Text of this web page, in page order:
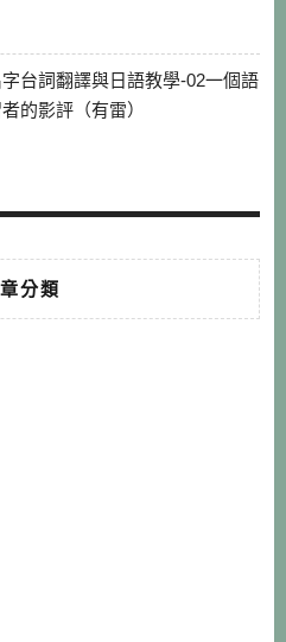
台詞翻譯與日語教學-02一個語
的影評（有雷）
分類